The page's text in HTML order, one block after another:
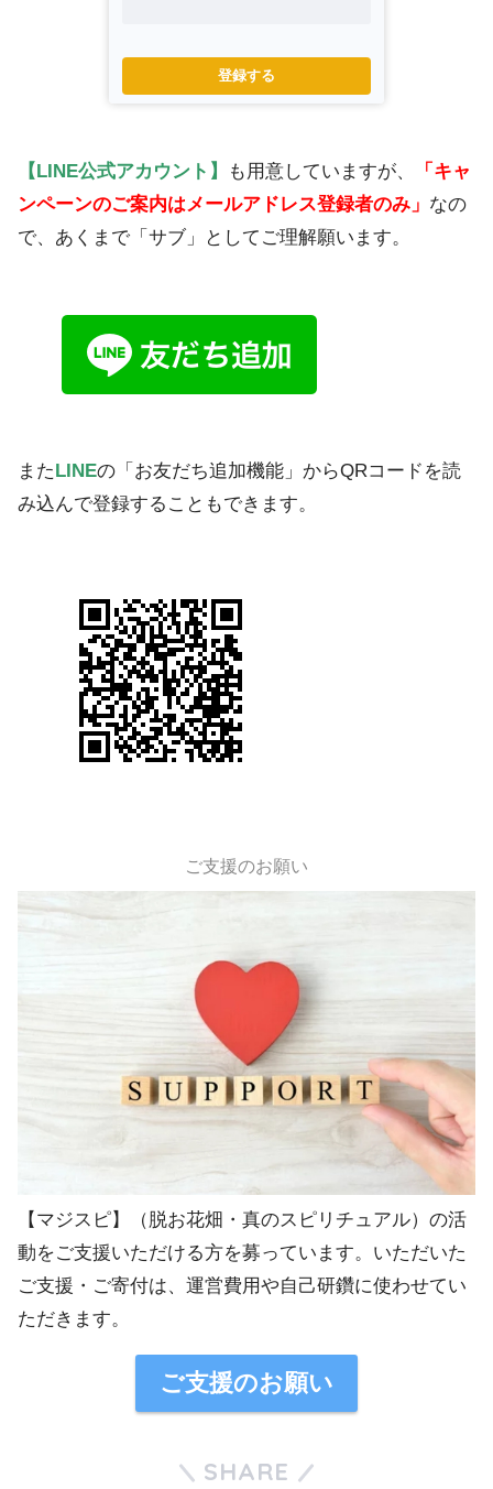
登録する
【LINE公式アカウント】 も用意していますが、
「キャ
ンペーンのご案内はメールアドレス登録者のみ」 なの
で、あくまで「サブ」としてご理解願います。
また LINEの「お友だち追加機能」からQRコードを読
み込んで登録することもできます。
ご支援のお願い
【マジスピ】（脱お花畑・真のスピリチュアル）の活
動をご支援いただける方を募っています。いただいた
ご支援・ご寄付は、運営費用や自己研鑽に使わせてい
ただきます。
ご支援のお願い
SHARE